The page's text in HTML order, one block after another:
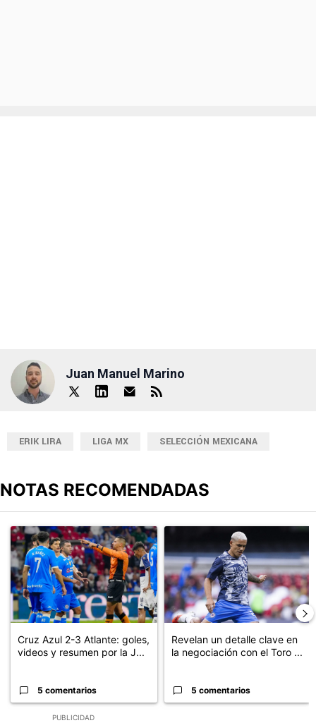
Juan Manuel Marino
ERIK LIRA LIGA MX SELECCIÓN MEXICANA
NOTAS RECOMENDADAS
PUBLICIDAD
Un artículo de tendencia con el título "Cruz Azul 2-3 Atlante:
Cruz Azul 2-3 Atlante: goles,
videos y resumen por la J...
5 comentarios
Un artículo de tendencia con
Revelan un detalle clave en
la negociación con el Toro ...
5 comentarios